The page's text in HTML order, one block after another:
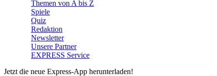
Themen von A bis Z
Spiele
Quiz
Redaktion
Newsletter
Unsere Partner
EXPRESS Service
Jetzt die neue Express-App herunterladen!